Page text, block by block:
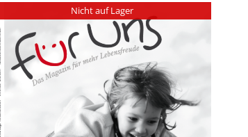
Nicht auf Lager